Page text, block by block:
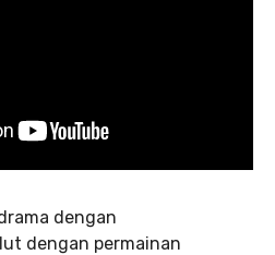
dengan
dengan permainan